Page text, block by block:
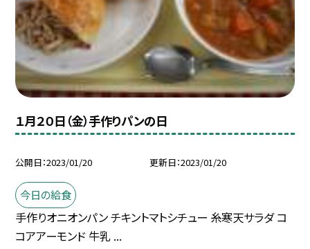
１月２０日（金）手作りパンの日
公開日 2023/01/20 更新日 2023/01/20
今日の給食
手作りオニオンパン チキントマトシチュー 糸寒天サラダ コ
コアアーモンド 牛乳 ...